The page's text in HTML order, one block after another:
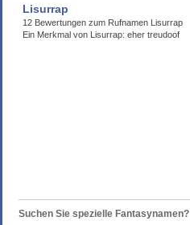
Lisurrap
12 Bewertungen zum Rufnamen Lisurrap
Ein Merkmal von Lisurrap: eher treudoof
Suchen Sie spezielle Fantasynamen?